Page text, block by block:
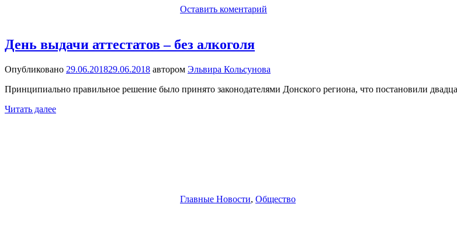
Оставить коментарий
День выдачи аттестатов – без алкоголя
Опубликовано 29.06.201829.06.2018 автором Эльвира Кольсунова
Принципиально правильное решение было принято законодателями Донского региона, что постановили
Читать далее
Главные Новости, Общество